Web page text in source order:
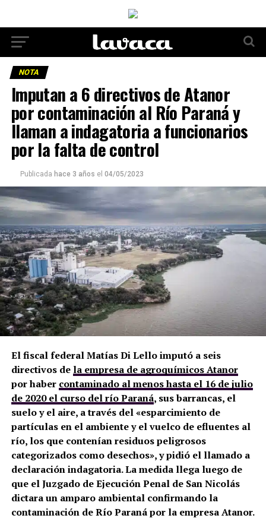
NOTA
Imputan a 6 directivos de Atanor
por contaminación al Río Paraná y
llaman a indagatoria a funcionarios
por la falta de control
Publicada hace 3 años el 04/05/2023
El fiscal federal Matías Di Lello imputó a seis
directivos de la empresa de agroquímicos Atanor
por haber contaminado al menos hasta el 16 de julio
de 2020 el curso del río Paraná, sus barrancas, el
suelo y el aire, a través del «esparcimiento de
partículas en el ambiente y el vuelco de efluentes al
río, los que contenían residuos peligrosos
categorizados como desechos», y pidió el llamado a
declaración indagatoria. La medida llega luego de
que el Juzgado de Ejecución Penal de San Nicolás
dictara un amparo ambiental confirmando la
contaminación de Río Paraná por la empresa Atanor.